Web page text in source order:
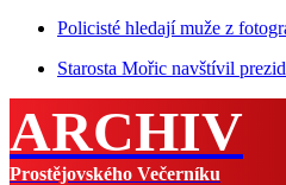
Policisté hledají muže z
Starosta Mořic navštívil
ARCHIV
Prostějovského Večerníku